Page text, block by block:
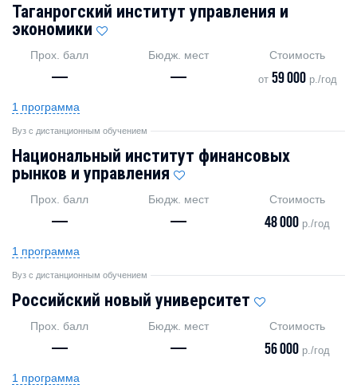
Таганрогский институт управления и
экономики
Прох. балл
—
Бюдж. мест
—
Стоимость
от 59 000р./год
1 программа
Вуз с дистанционным обучением
Национальный институт финансовых
рынков и управления
Прох. балл
—
Бюдж. мест
—
Стоимость
48 000 р./год
1 программа
Вуз с дистанционным обучением
Российский новый университет
Прох. балл
—
Бюдж. мест
—
Стоимость
56 000 р./год
1 программа